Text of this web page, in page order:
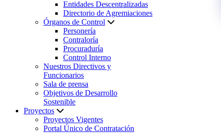
Entidades Descentralizadas
Directorio de Agremiaciones
Órganos de Control
Personería
Contraloría
Procuraduría
Control Interno
Nuestros Directivos y
Funcionarios
Sala de prensa
Objetivos de Desarrollo
Sostenible
Proyectos
Proyectos Vigentes
Portal Único de Contratación